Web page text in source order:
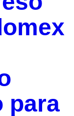
para